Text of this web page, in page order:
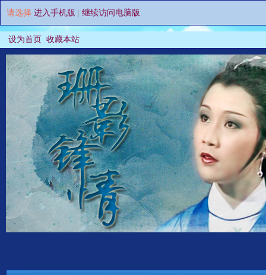
请选择 进入手机版 继续访问电脑版
设为首页 收藏本站